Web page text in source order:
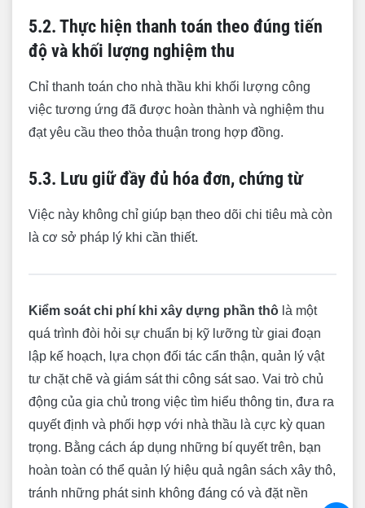
5.2. Thực hiện thanh toán theo đúng tiến
độ và khối lượng nghiệm thu
Chỉ thanh toán cho nhà thầu khi khối lượng công
việc tương ứng đã được hoàn thành và nghiệm thu
đạt yêu cầu theo thỏa thuận trong hợp đồng.
5.3. Lưu giữ đầy đủ hóa đơn, chứng từ
Việc này không chỉ giúp bạn theo dõi chi tiêu mà còn
là cơ sở pháp lý khi cần thiết.
Kiểm soát chi phí khi xây dựng phần thô là một
quá trình đòi hỏi sự chuẩn bị kỹ lưỡng từ giai đoạn
lập kế hoạch, lựa chọn đối tác cẩn thận, quản lý vật
tư chặt chẽ và giám sát thi công sát sao. Vai trò chủ
động của gia chủ trong việc tìm hiểu thông tin, đưa ra
quyết định và phối hợp với nhà thầu là cực kỳ quan
trọng. Bằng cách áp dụng những bí quyết trên, bạn
hoàn toàn có thể quản lý hiệu quả ngân sách xây thô,
tránh những phát sinh không đáng có và đặt nền